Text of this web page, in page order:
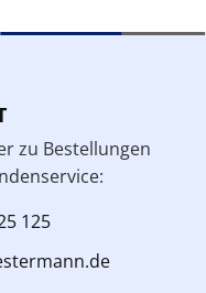
zu Bestellungen
125